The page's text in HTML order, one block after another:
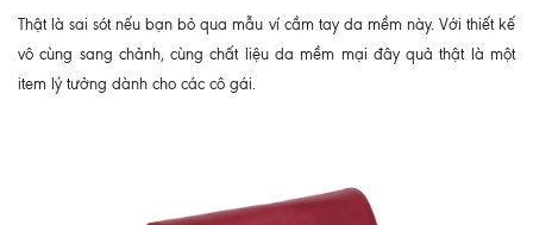
Thật là sai sót nếu bạn bỏ qua mẫu ví cầm tay da mềm này. Với thiết kế
vô cùng sang chảnh, cùng chất liệu da mềm mại đây quả thật là một
item lý tưởng dành cho các cô gái.